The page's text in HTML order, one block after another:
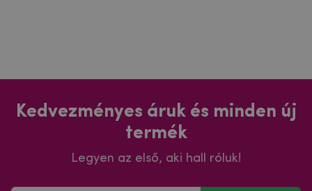
Kedvezményes áruk és minden új
termék
Legyen az első, aki hall róluk!